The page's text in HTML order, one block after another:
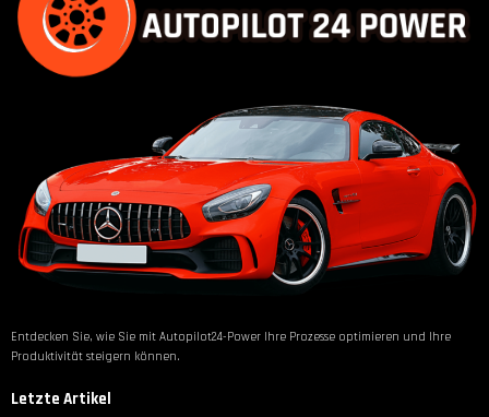
Entdecken Sie, wie Sie mit Autopilot24-Power Ihre Prozesse optimieren und Ihre
Produktivität steigern können.
Letzte Artikel